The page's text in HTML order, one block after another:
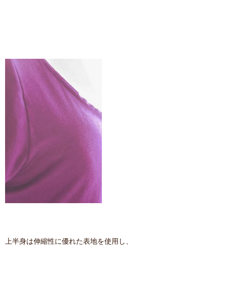
上半身は伸縮性に優れた表地を使用し、